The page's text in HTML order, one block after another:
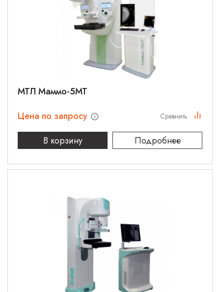
МТЛ Маммо-5МТ
Цена по запросу
В корзину
Подробнее
Сравнить